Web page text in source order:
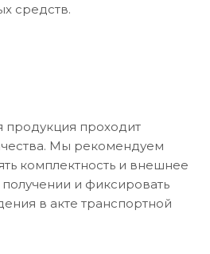
средств.
продукция проходит
Мы рекомендуем
комплектность и внешнее
и фиксировать
в акте транспортной